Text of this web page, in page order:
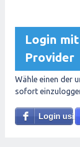
Login
Provider
Wähle einen der
sofort
Login